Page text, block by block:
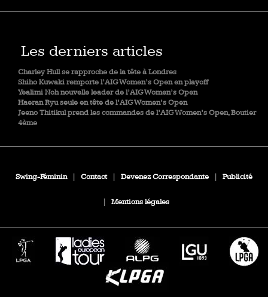
Les derniers articles
Charley Hull se rapproche de la tête à Londres
Shiho Kuwaki remporte l’AIG Women’s Open en playoff
Yealimi Noh nouvelle leader de l’AIG Women’s Open
Haeran Ryu seule en tête de l’AIG Women’s Open
Jeeno Thitikul prend les commandes de l’AIG Women’s Open, Boutier
4ème
Swing-Féminin | Contact | Devenez Correspondante | Publicité
| Mentions légales